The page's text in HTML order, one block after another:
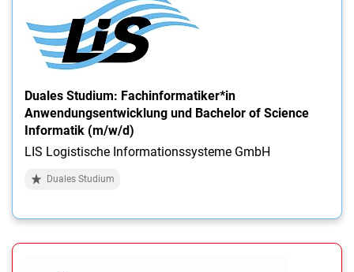
Duales Studium: Fachinformatiker*in
Anwendungsentwicklung und Bachelor of Science
Informatik (m/w/d)
LIS Logistische Informationssysteme GmbH
Duales Studium